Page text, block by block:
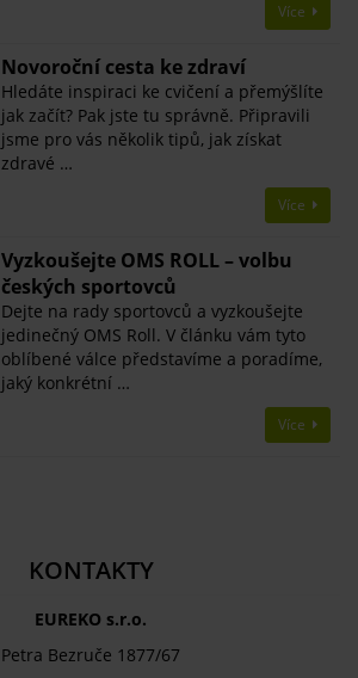
Více
Novoroční cesta ke zdraví
Hledáte inspiraci ke cvičení a přemýšlíte
jak začít? Pak jste tu správně. Připravili
jsme pro vás několik tipů, jak získat
zdravé …
Více
Vyzkoušejte OMS ROLL – volbu
českých sportovců
Dejte na rady sportovců a vyzkoušejte
jedinečný OMS Roll. V článku vám tyto
oblíbené válce představíme a poradíme,
jaký konkrétní …
Více
KONTAKTY
EUREKO s.r.o.
Petra Bezruče 1877/67